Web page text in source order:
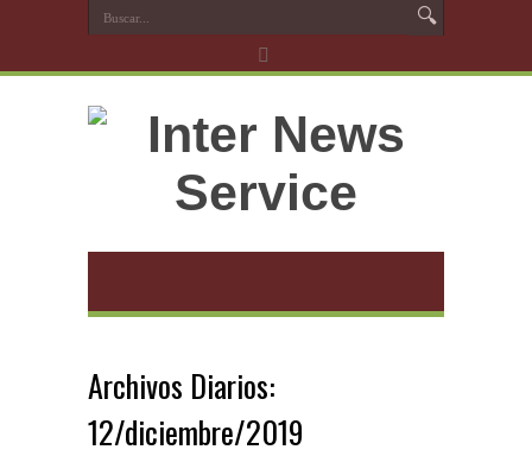
Archivos Diarios:
12/diciembre/2019